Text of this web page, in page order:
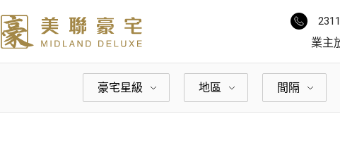
業主
2311
豪宅星級 地區 間隔